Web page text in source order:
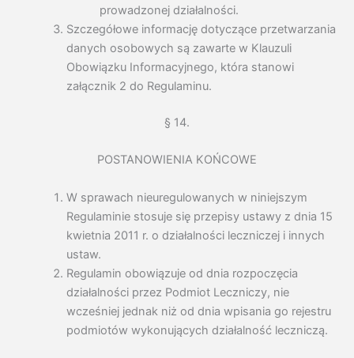
prowadzonej działalności.
Szczegółowe informację dotyczące przetwarzania
danych osobowych są zawarte w Klauzuli
Obowiązku Informacyjnego, która stanowi
załącznik 2 do Regulaminu.
§ 14.
POSTANOWIENIA KOŃCOWE
W sprawach nieuregulowanych w niniejszym
Regulaminie stosuje się przepisy ustawy z dnia 15
kwietnia 2011 r. o działalności leczniczej i innych
ustaw.
Regulamin obowiązuje od dnia rozpoczęcia
działalności przez Podmiot Leczniczy, nie
wcześniej jednak niż od dnia wpisania go rejestru
podmiotów wykonujących działalność leczniczą.